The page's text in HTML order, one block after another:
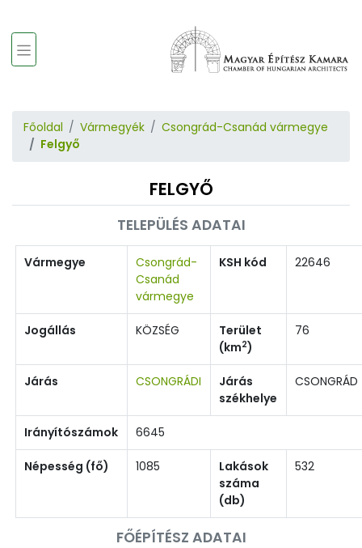
Főoldal Vármegyék
Csongrád-Csanád vármegye
Felgyő
FELGYŐ
TELEPÜLÉS ADATAI
Vármegye
Csongrád-
Csanád
vármegye
KSH kód 22646
Jogállás KÖZSÉG
Terület
(km2)
76
Járás CSONGRÁDI
Járás
székhelye
CSONGRÁD
Irányítószámok 6645
Népesség (fő) 1085
Lakások
száma
(db)
532
FŐÉPÍTÉSZ ADATAI